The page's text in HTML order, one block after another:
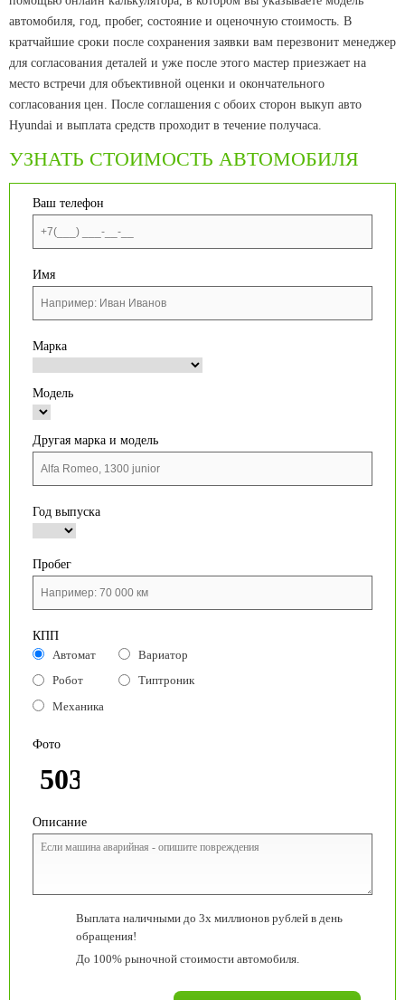
автомобиля, год, пробег, состояние и оценочную стоимость. В
кратчайшие сроки после сохранения заявки вам перезвонит менеджер
для согласования деталей и уже после этого мастер приезжает на
место встречи для объективной оценки и окончательного
согласования цен. После соглашения с обоих сторон выкуп авто
Hyundai и выплата средств проходит в течение получаса.
УЗНАТЬ СТОИМОСТЬ АВТОМОБИЛЯ
Ваш телефон
Имя
Марка
Модель
Другая марка и модель
Год выпуска
Пробег
КПП
Автомат
Вариатор
Робот
Типтроник
Механика
Фото
Описание
Выплата наличными до 3х миллионов рублей в день
обращения!
До 100% рыночной стоимости автомобиля.